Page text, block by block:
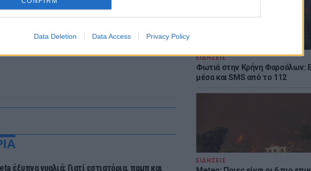
Data Deletion Data Access Privacy Policy
ΕΙΔΗΣΕΙΣ
Φωτιά στην Κρήνη Φαρσάλων:
μέσα και SMS από το 112
ΕΙΔΗΣΕΙΣ
έξυπνα γυαλιά: Γιατί εστιατόρια, παμπ και